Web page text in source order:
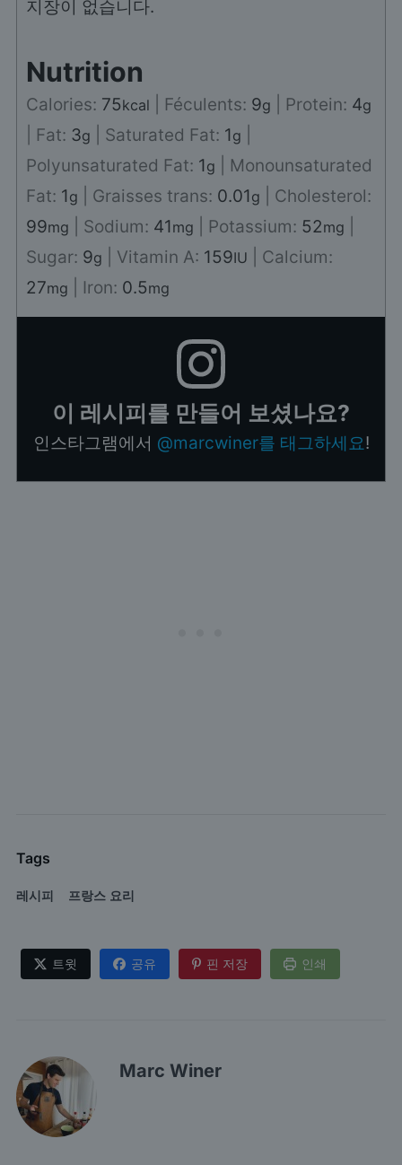
지장이 없습니다.
Nutrition
Calories: 75kcal Féculents: 9g Protein: 4g
Fat: 3g Saturated Fat: 1g
Polyunsaturated Fat: 1g
Monounsaturated
Fat: 1g Graisses trans: 0.01g
Cholesterol:
99mg Sodium: 41mg Potassium: 52mg
Sugar: 9g Vitamin A: 159IU
Calcium:
27mg Iron: 0.5mg
이 레시피를 만들어 보셨나요?
인스타그램에서 @marcwiner를 태그하세요!
Tags
레시피 프랑스 요리
트윗 공유 핀 저장 인쇄
Marc Winer